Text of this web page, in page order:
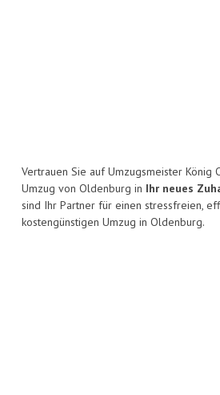
Vertrauen Sie auf Umzugsmeister König
Umzug von Oldenburg in Ihr neues
sind Ihr Partner für einen stressfreien,
kostengünstigen Umzug in Oldenburg.